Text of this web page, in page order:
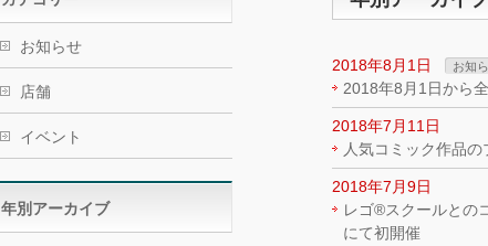
2018年8月1日 お知
2018年8月1日から
2018年7月11日
人気コミック作品
2018年7月9日
レゴ®スクールとの
にて初開催
お知らせ
店舗
イベント
年別アーカイブ